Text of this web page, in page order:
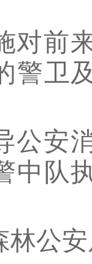
对前
警卫
公安
中队
林公